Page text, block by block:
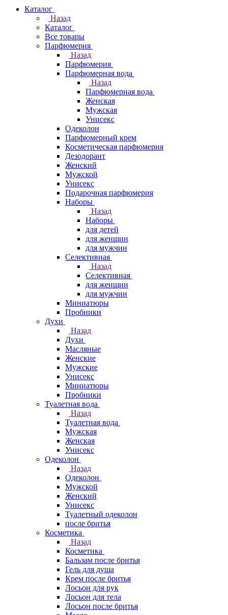
Каталог
Назад
Каталог
Все товары
Парфюмерия
Назад
Парфюмерия
Парфюмерная вода
Назад
Парфюмерная вода
Женская
Мужская
Унисекс
Одеколон
Парфюмерный крем
Косметическая парфюмерия
Дезодорант
Женский
Мужской
Унисекс
Подарочная парфюмерия
Наборы
Назад
Наборы
для детей
для женщин
для мужчин
Селективная
Назад
Селективная
для женщин
для мужчин
Миниатюры
Пробники
Духи
Назад
Духи
Масляные
Женские
Мужские
Унисекс
Миниатюры
Пробники
Туалетная вода
Назад
Туалетная вода
Мужская
Женская
Унисекс
Одеколон
Назад
Одеколон
Мужской
Женский
Унисекс
Туалетный одеколон
после бритья
Косметика
Назад
Косметика
Бальзам после бритья
Гель для душа
Крем после бритья
Лосьон для рук
Лосьон для тела
Лосьон после бритья